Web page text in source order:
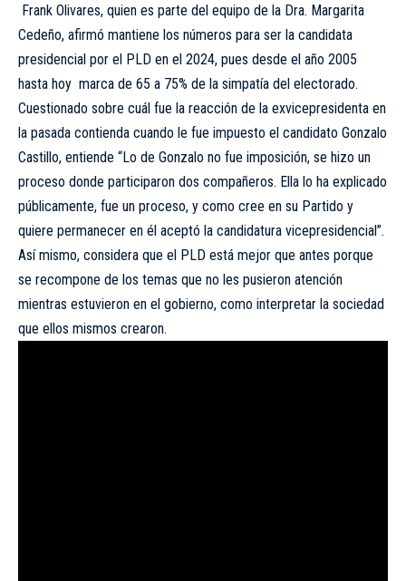
Frank Olivares, quien es parte del equipo de la Dra. Margarita
Cedeño, afirmó mantiene los números para ser la candidata
presidencial por el PLD en el 2024, pues desde el año 2005
hasta hoy marca de 65 a 75% de la simpatía del electorado.
Cuestionado sobre cuál fue la reacción de la exvicepresidenta en
la pasada contienda cuando le fue impuesto el candidato Gonzalo
Castillo, entiende “Lo de Gonzalo no fue imposición, se hizo un
proceso donde participaron dos compañeros. Ella lo ha explicado
públicamente, fue un proceso, y como cree en su Partido y
quiere permanecer en él aceptó la candidatura vicepresidencial”.
Así mismo, considera que el PLD está mejor que antes porque
se recompone de los temas que no les pusieron atención
mientras estuvieron en el gobierno, como interpretar la sociedad
que ellos mismos crearon.